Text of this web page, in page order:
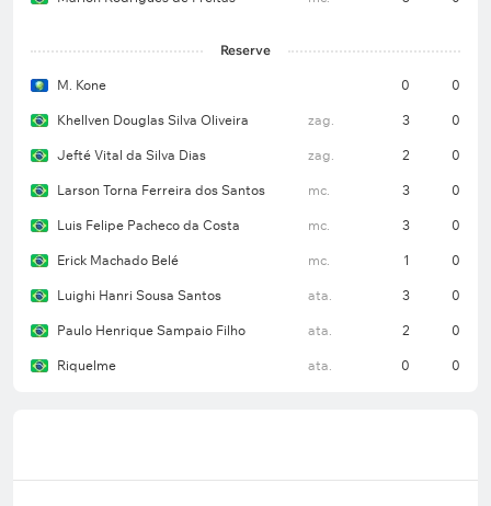
Reserve
M. Kone 0 0
Khellven Douglas Silva Oliveira zag. 3 0
Jefté Vital da Silva Dias zag. 2 0
Larson Torna Ferreira dos Santos mc. 3 0
Luis Felipe Pacheco da Costa mc. 3 0
Erick Machado Belé mc. 1 0
Luighi Hanri Sousa Santos ata. 3 0
Paulo Henrique Sampaio Filho ata. 2 0
Riquelme ata. 0 0